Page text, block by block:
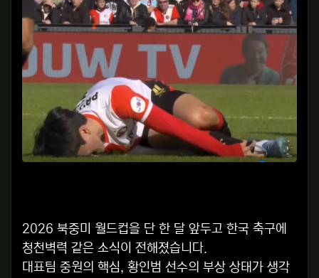
2026 북중미 월드컵을 단 한 달 앞두고 한국 축구에
청천벽력 같은 소식이 전해졌습니다.
대표팀 중원의 핵심, 황인범 선수의 부상 상태가 생각